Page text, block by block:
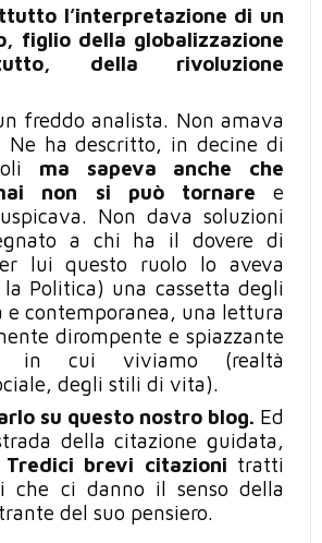
l’interpretazione di un
figlio della globalizzazione
della rivoluzione
freddo analista. Non amava
Ne ha descritto, in decine di
ma sapeva anche che
non si può tornare e
Non dava soluzioni
a chi ha il dovere di
lui questo ruolo lo aveva
Politica) una cassetta degli
e contemporanea, una lettura
dirompente e spiazzante
in cui viviamo (realtà
degli stili di vita).
su questo nostro blog. Ed
della citazione guidata,
Tredici brevi citazioni tratti
che ci danno il senso della
del suo pensiero.